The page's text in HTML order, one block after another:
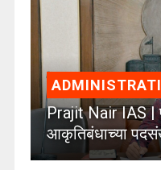
Prajit Nair IAS |
आकृतिबंधाच्या